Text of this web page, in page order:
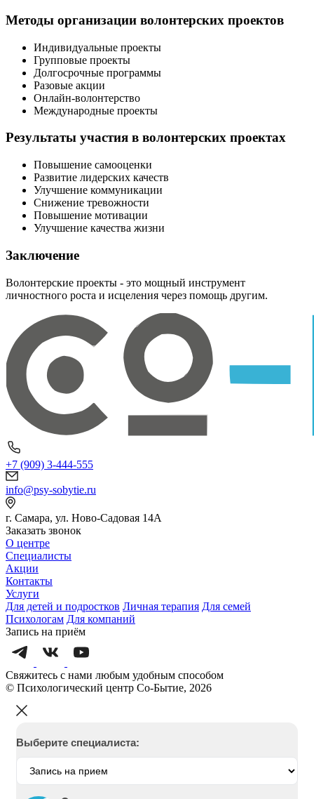
Методы организации волонтерских проектов
Индивидуальные проекты
Групповые проекты
Долгосрочные программы
Разовые акции
Онлайн-волонтерство
Международные проекты
Результаты участия в волонтерских проектах
Повышение самооценки
Развитие лидерских качеств
Улучшение коммуникации
Снижение тревожности
Повышение мотивации
Улучшение качества жизни
Заключение
Волонтерские проекты - это мощный инструмент
личностного роста и исцеления через помощь другим.
+7 (909) 3-444-555
info@psy-sobytie.ru
г. Самара, ул. Ново-Садовая 14А
Заказать звонок
О центре
Специалисты
Акции
Контакты
Услуги
Для детей и подростков Личная терапия Для семей
Психологам Для компаний
Запись на приём
Свяжитесь с нами любым удобным способом
© Психологический центр Со-Бытие, 2026
Выберите специалиста: